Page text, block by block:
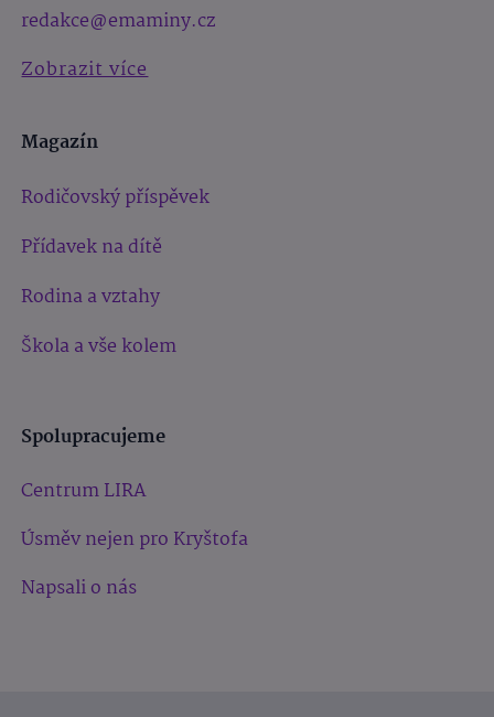
redakce@emaminy.cz
Zobrazit více
Magazín
Rodičovský příspěvek
Přídavek na dítě
Rodina a vztahy
Škola a vše kolem
Spolupracujeme
Centrum LIRA
Úsměv nejen pro Kryštofa
Napsali o nás